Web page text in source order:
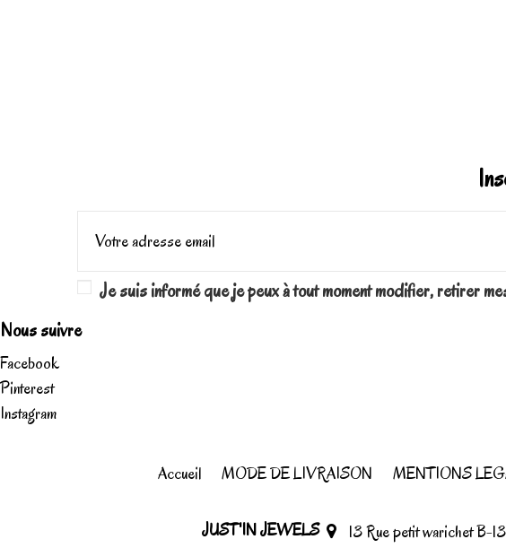
Je suis informé que je peux à tout moment modifier, retirer
Nous suivre
Facebook
Pinterest
Instagram
Accueil MODE DE LIVRAISON MENTIONS
JUST'IN JEWELS 13 Rue petit warichet B-